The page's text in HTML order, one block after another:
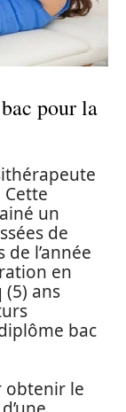
pour la
un
de
l’année
en
(5) ans
bac
obtenir le